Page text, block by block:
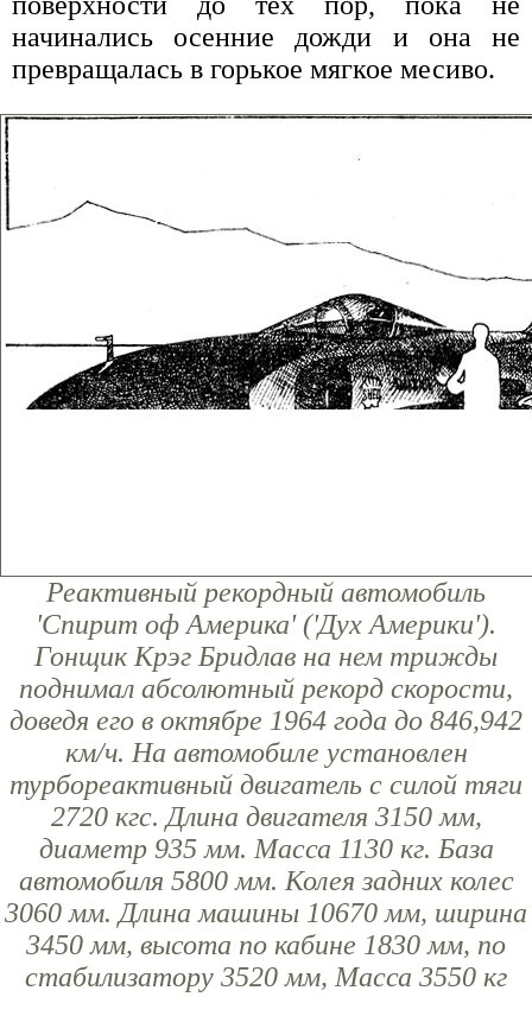
начинались осенние дожди и она не
превращалась в горькое мягкое месиво.
Реактивный рекордный автомобиль
'Спирит оф Америка' ('Дух Америки').
Гонщик Крэг Бридлав на нем трижды
поднимал абсолютный рекорд скорости,
доведя его в октябре 1964 года до 846,942
км/ч. На автомобиле установлен
турбореактивный двигатель с силой тяги
2720 кгс. Длина двигателя 3150 мм,
диаметр 935 мм. Масса 1130 кг. База
автомобиля 5800 мм. Колея задних колес
3060 мм. Длина машины 10670 мм, ширина
3450 мм, высота по кабине 1830 мм, по
стабилизатору 3520 мм, Масса 3550 кг